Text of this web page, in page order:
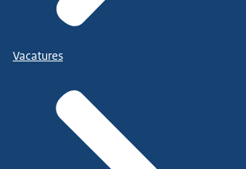
Vacatures